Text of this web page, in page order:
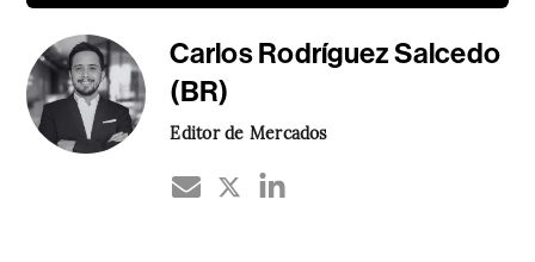
Carlos Rodríguez Salcedo
(BR)
Editor de Mercados